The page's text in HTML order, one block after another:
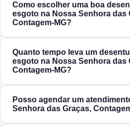
Como escolher uma boa
esgoto na Nossa Senhora das
Contagem‑MG?
Quanto tempo leva um
esgoto na Nossa Senhora das
Contagem‑MG?
Posso agendar um
Senhora das Graças,